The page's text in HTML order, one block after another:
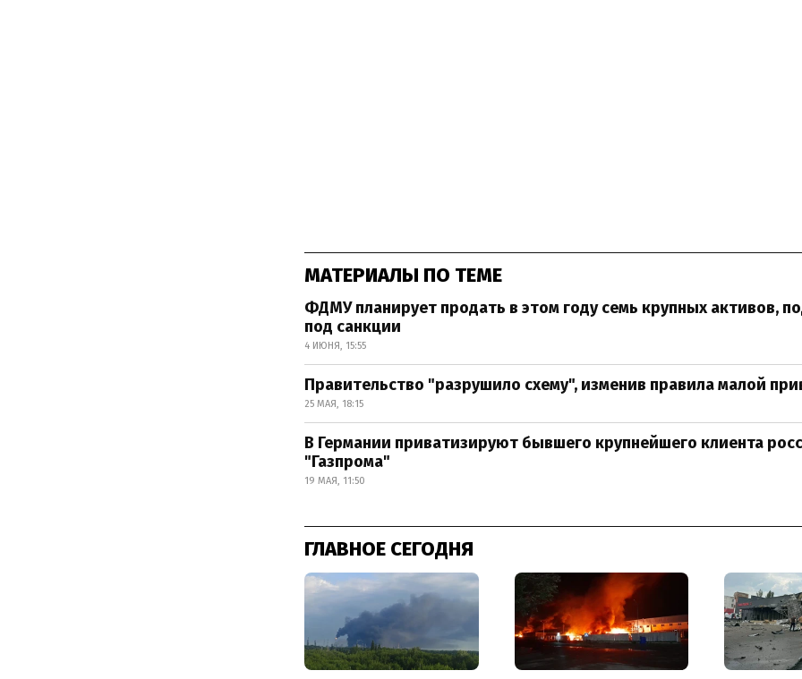
МАТЕРИАЛЫ ПО ТЕМЕ
ФДМУ планирует продать в этом году семь крупных активов,
под санкции
4 ИЮНЯ, 15:55
Правительство "разрушило схему", изменив правила малой
25 МАЯ, 18:15
В Германии приватизируют бывшего крупнейшего клиента
"Газпрома"
19 МАЯ, 11:50
ГЛАВНОЕ СЕГОДНЯ